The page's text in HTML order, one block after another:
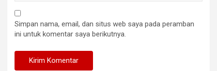
Simpan nama, email, dan situs web saya pada peramban
ini untuk komentar saya berikutnya.